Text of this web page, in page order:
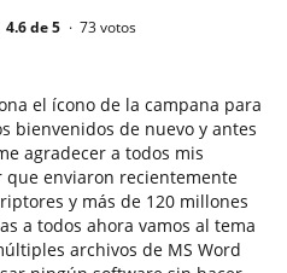
4.6 de 5 73votos
el ícono de la campana para
bienvenidos de nuevo y antes
agradecer a todos mis
enviaron recientemente
y más de 120 millones
a todos ahora vamos al tema
archivos de MS Word